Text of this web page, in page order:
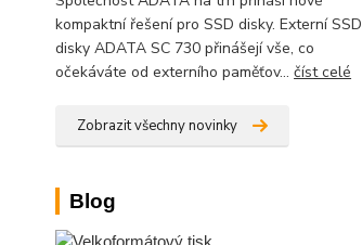
kompaktní řešení pro SSD disky. Externí SSD
disky ADATA SC 730 přinášejí vše, co
očekáváte od externího paměťov...číst celé
Zobrazit všechny novinky
Blog